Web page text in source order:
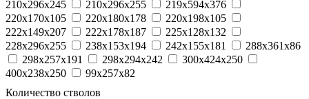
210x296x245
210x296x255
219x594x376
220x170x105
220x180x178
220x198x105
222x149x207
222x178x187
225x128x132
228x296x255
238x153x194 242x155x181
288x361x86
298x257x191
298x294x242
300x424x250
400x238x250
99x257x82
Количество стволов